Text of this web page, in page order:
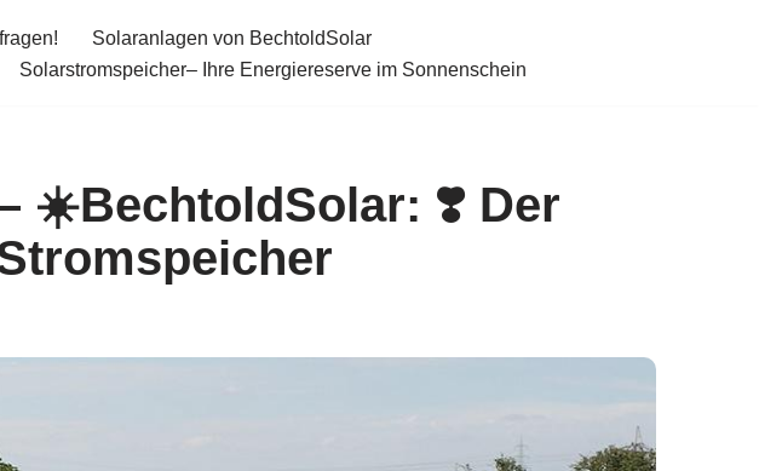
Solaranlagen von BechtoldSolar
Solarstromspeicher– Ihre Energiereserve im Sonnenschein
☀️BechtoldSolar: ❣️ Der